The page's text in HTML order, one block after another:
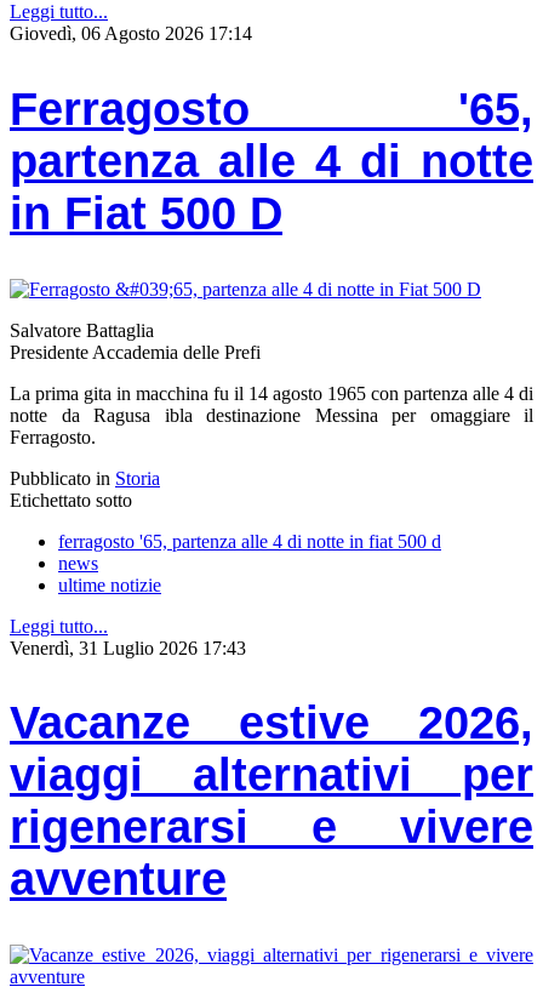
Leggi tutto...
Giovedì, 06 Agosto 2026 17:14
Ferragosto '65,
partenza alle 4 di notte
in Fiat 500 D
Salvatore Battaglia
Presidente Accademia delle Prefi
La prima gita in macchina fu il 14 agosto 1965 con partenza alle 4 di
notte da Ragusa ibla destinazione Messina per omaggiare il
Ferragosto.
Pubblicato in Storia
Etichettato sotto
ferragosto '65, partenza alle 4 di notte in fiat 500 d
news
ultime notizie
Leggi tutto...
Venerdì, 31 Luglio 2026 17:43
Vacanze estive 2026,
viaggi alternativi per
rigenerarsi e vivere
avventure